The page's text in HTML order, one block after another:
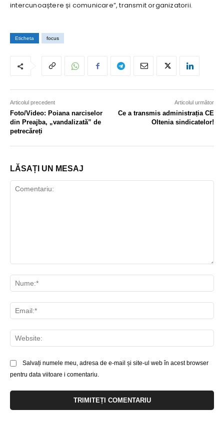
intercunoaștere și comunicare”, transmit organizatorii.
Eticheta focus
Articolul precedent
Foto/Video: Poiana narciselor
din Preajba, „vandalizată” de
petrecăreți
Articolul următor
Ce a transmis administrația CE
Oltenia sindicatelor!
LĂSAȚI UN MESAJ
Salvați numele meu, adresa de e-mail și site-ul web în acest browser
pentru data viitoare i comentariu.